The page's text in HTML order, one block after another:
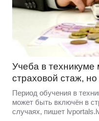
Учеба в
страховой стаж,
Период обучения в
может быть включён в
случаях, пишет